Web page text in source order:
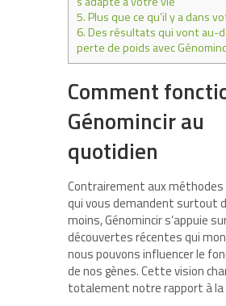
5.Plus que ce qu’il y a dans
6.Des résultats qui vont au-
perte de poids avec
Comment
Génomincir au
quotidien
Contrairement aux
qui vous demandent surtout
moins, Génomincir s’appuie
découvertes récentes qui
nous pouvons influencer le
de nos gènes. Cette vision
totalement notre rapport à la